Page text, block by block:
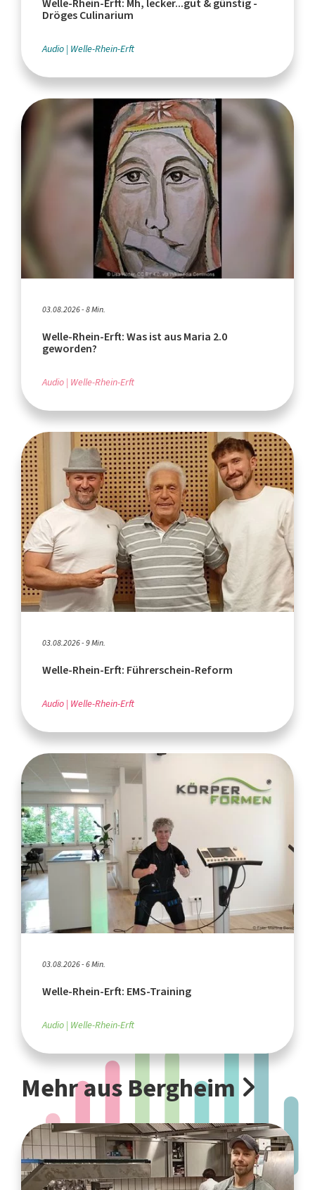
Dröges Culinarium
Audio Welle-Rhein-Erft
03.08.2026 - 8 Min.
Welle-Rhein-Erft: Was ist aus Maria 2.0
geworden?
Audio Welle-Rhein-Erft
03.08.2026 - 9 Min.
Welle-Rhein-Erft: Führerschein-Reform
Audio Welle-Rhein-Erft
03.08.2026 - 6 Min.
Welle-Rhein-Erft: EMS-Training
Audio Welle-Rhein-Erft
Mehr aus Bergheim